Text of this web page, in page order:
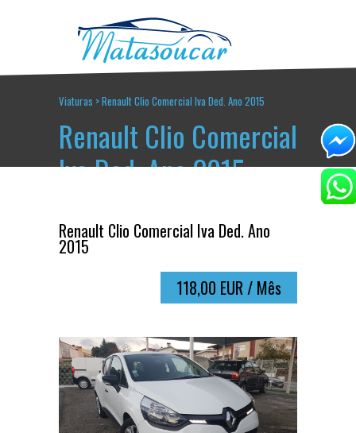
Viaturas >Renault Clio Comercial Iva Ded. Ano 2015
Renault Clio Comercial
Iva Ded. Ano 2015
Renault Clio Comercial Iva Ded. Ano
2015
118,00 EUR / Mês